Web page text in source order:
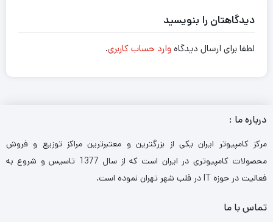
دیدگاهتان را بنویسید
لطفا برای ارسال دیدگاهوارد حساب کاربری.
درباره ما :
مرکز کامپیوتر ایران یکی از بزرگترین و معتبرترین مراکز توزیع و فروش
محصولات کامپیوتری در ایران است که از سال 1377 تاسیس و شروع به
فعالیت در حوزه IT در قلب شهر تهران نموده است.
تماس با ما